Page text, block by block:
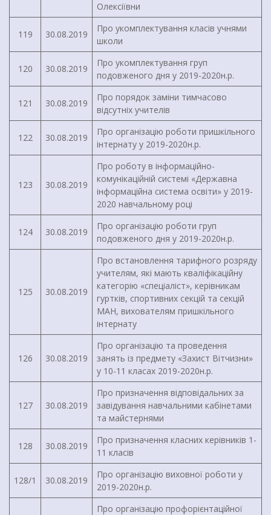
Олексіївни
119 30.08.2019
Про укомплектування класів учнями
школи
120 30.08.2019
Про укомплектування груп
подовженого дня у 2019-2020н.р.
121 30.08.2019
Про порядок заміни тимчасово
відсутніх учителів
122 30.08.2019
Про організацію роботи пришкільного
інтернату у 2019-2020н.р.
123 30.08.2019
Про роботу в інформаційно-
комунікаційній системі «Державна
інформаційна система освіти» у 2019-
2020 навчальному році
124 30.08.2019
Про організацію роботи груп
подовженого дня у 2019-2020н.р.
125 30.08.2019
Про встановлення тарифного розряду
учителям, які мають кваліфікаційну
категорію «спеціаліст», керівникам
гуртків, спортивних секцій та секцій
МАН, вихователям пришкільного
інтернату
126 30.08.2019
Про організацію та проведення
занять із предмету «Захист Вітчизни»
у 10-11 класах 2019-2020н.р.
127 30.08.2019
Про призначення відповідальних за
завідування навчальними кабінетами
та майстернями
128 30.08.2019
Про призначення класних керівників 1-
11 класів
128/1 30.08.2019
Про організацію виховної роботи у
2019-2020н.р.
Про організацію профорієнтаційної